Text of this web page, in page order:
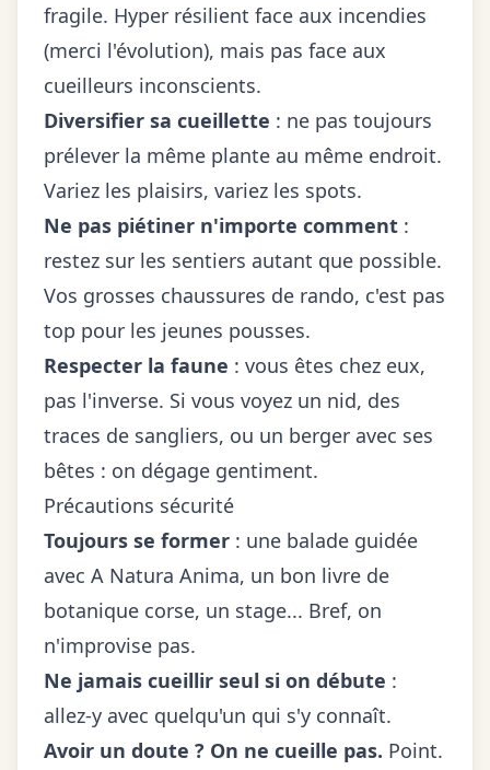
fragile. Hyper résilient face aux incendies
(merci l'évolution), mais pas face aux
cueilleurs inconscients.
Diversifier sa cueillette : ne pas toujours
prélever la même plante au même endroit.
Variez les plaisirs, variez les spots.
Ne pas piétiner n'importe comment :
restez sur les sentiers autant que possible.
Vos grosses chaussures de rando, c'est pas
top pour les jeunes pousses.
Respecter la faune : vous êtes chez eux,
pas l'inverse. Si vous voyez un nid, des
traces de sangliers, ou un berger avec ses
bêtes : on dégage gentiment.
Précautions sécurité
Toujours se former : une balade guidée
avec A Natura Anima, un bon livre de
botanique corse, un stage... Bref, on
n'improvise pas.
Ne jamais cueillir seul si on débute :
allez-y avec quelqu'un qui s'y connaît.
Avoir un doute ? On ne cueille pas. Point.